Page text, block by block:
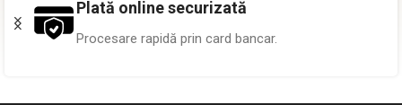
Peste 1.000 proiecte
Pereți transformați în toată țara.